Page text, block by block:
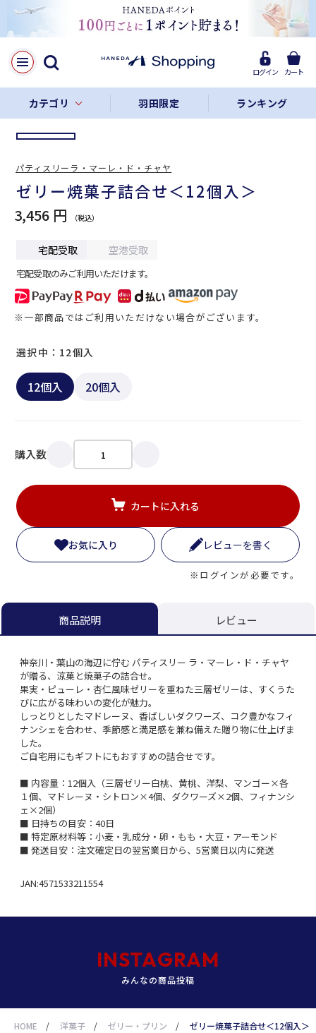
ログイン カート
カテゴリ 羽田限定 ランキング
HOME / 洋菓子 / ゼリー・プリン /
ゼリー焼菓子詰合せ＜12個入＞
LINE
Facebook
リンクをコピー
ゼリー焼菓子詰合せ＜12個入＞
3,456 円
宅配受取 空港受取
宅配受取のみご利用いただけます。
※一部商品ではご利用いただけない場合がございます。
12個入 20個入
選択中：12個入
購入数
カートに入れる
お気に入り レビューを書く
※ログインが必要です。
パティスリーラ・マーレ・ド・チャヤ
商品説明 レビュー
神奈川・葉山の海辺に佇む パティスリー ラ・マーレ・ド・チャヤ
が贈る、涼菓と焼菓子の詰合せ。
果実・ピューレ・杏仁風味ゼリーを重ねた三層ゼリーは、すくうた
びに広がる味わいの変化が魅力。
しっとりとしたマドレーヌ、香ばしいダクワーズ、コク豊かなフィ
ナンシェを合わせ、季節感と満足感を兼ね備えた贈り物に仕上げま
した。
ご自宅用にもギフトにもおすすめの詰合せです。
■ 内容量：12個入（三層ゼリー白桃、黄桃、洋梨、マンゴー×各
１個、マドレーヌ・シトロン×4個、ダクワーズ×2個、フィナンシ
ェ×2個）
■ 日持ちの目安：40日
■ 特定原材料等：小麦・乳成分・卵・もも・大豆・アーモンド
■ 発送目安：注文確定日の翌営業日から、5営業日以内に発送
JAN:4571533211554
INSTAGRAM
みんなの商品投稿